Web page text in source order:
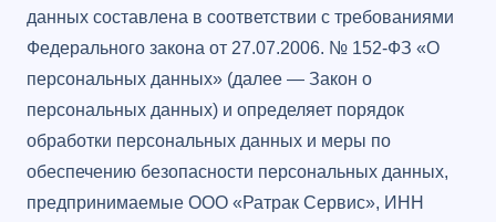
данных составлена в соответствии с требованиями
Федерального закона от 27.07.2006. № 152-ФЗ «О
персональных данных» (далее — Закон о
персональных данных) и определяет порядок
обработки персональных данных и меры по
обеспечению безопасности персональных данных,
предпринимаемые ООО «Ратрак Сервис», ИНН